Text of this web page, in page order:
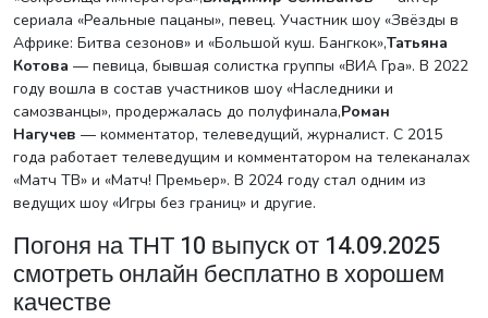
сериала «Реальные пацаны», певец. Участник шоу «Звёзды в
Африке: Битва сезонов» и «Большой куш. Бангкок»,Татьяна
Котова — певица, бывшая солистка группы «ВИА Гра». В 2022
году вошла в состав участников шоу «Наследники и
самозванцы», продержалась до полуфинала,Роман
Нагучев — комментатор, телеведущий, журналист. С 2015
года работает телеведущим и комментатором на телеканалах
«Матч ТВ» и «Матч! Премьер». В 2024 году стал одним из
ведущих шоу «Игры без границ» и другие.
Погоня на ТНТ 10 выпуск от 14.09.2025
смотреть онлайн бесплатно в хорошем
качестве